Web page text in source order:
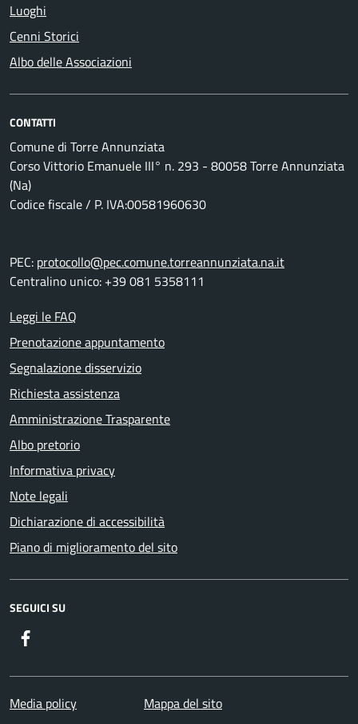
Luoghi
Cenni Storici
Albo delle Associazioni
CONTATTI
Comune di Torre Annunziata
Corso Vittorio Emanuele III° n. 293 - 80058 Torre Annunziata
(Na)
Codice fiscale / P. IVA:00581960630
PEC: protocollo@pec.comune.torreannunziata.na.it
Centralino unico: +39 081 5358111
Leggi le FAQ
Prenotazione appuntamento
Segnalazione disservizio
Richiesta assistenza
Amministrazione Trasparente
Albo pretorio
Informativa privacy
Note legali
Dichiarazione di accessibilità
Piano di miglioramento del sito
SEGUICI SU
Media policy
Mappa del sito